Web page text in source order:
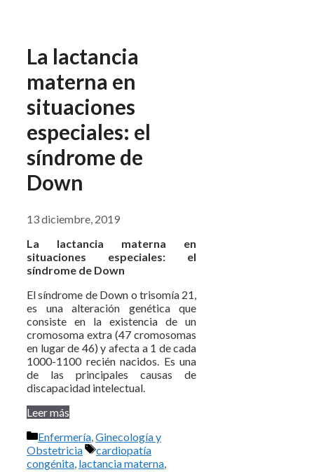
La lactancia
materna en
situaciones
especiales: el
síndrome de
Down
13 diciembre, 2019
La lactancia materna en
situaciones especiales: el
síndrome de Down
El síndrome de Down o trisomía 21,
es una alteración genética que
consiste en la existencia de un
cromosoma extra (47 cromosomas
en lugar de 46) y afecta a 1 de cada
1000-1100 recién nacidos. Es una
de las principales causas de
discapacidad intelectual.
Leer más
Categorías
Enfermería Ginecología y
Obstetricia
Etiquetas
cardiopatía
congénita lactancia materna